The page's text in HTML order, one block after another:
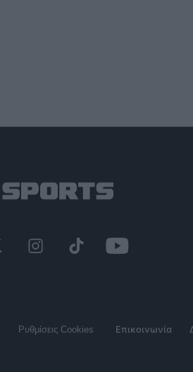
Ρυθμίσεις Cookies Επικοινωνία